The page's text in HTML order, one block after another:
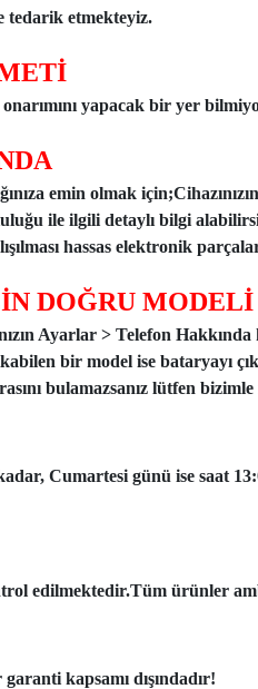
tedarik etmekteyiz.
yapacak bir yer
emin olmak
ile ilgili detaylı bilgi
hassas elektronik
DOĞRU
Ayarlar > Telefon
bir model ise bataryayı
bulamazsanız lütfen bizimle
Cumartesi günü ise saat
edilmektedir.Tüm ürünler
kapsamı dışındadır!